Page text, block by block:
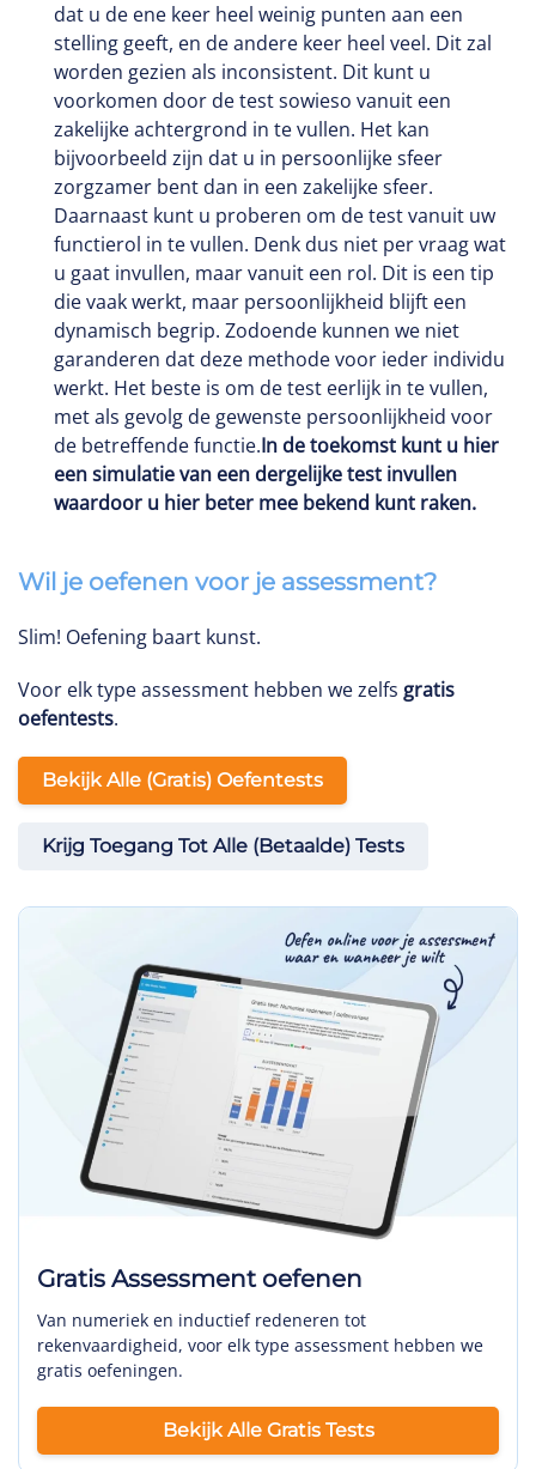
dat u de ene keer heel weinig punten aan een
stelling geeft, en de andere keer heel veel. Dit zal
worden gezien als inconsistent. Dit kunt u
voorkomen door de test sowieso vanuit een
zakelijke achtergrond in te vullen. Het kan
bijvoorbeeld zijn dat u in persoonlijke sfeer
zorgzamer bent dan in een zakelijke sfeer.
Daarnaast kunt u proberen om de test vanuit uw
functierol in te vullen. Denk dus niet per vraag wat
u gaat invullen, maar vanuit een rol. Dit is een tip
die vaak werkt, maar persoonlijkheid blijft een
dynamisch begrip. Zodoende kunnen we niet
garanderen dat deze methode voor ieder individu
werkt. Het beste is om de test eerlijk in te vullen,
met als gevolg de gewenste persoonlijkheid voor
de betreffende functie.In de toekomst kunt u hier
een simulatie van een dergelijke test invullen
waardoor u hier beter mee bekend kunt raken.
Wil je oefenen voor je assessment?
Slim! Oefening baart kunst.
Voor elk type assessment hebben we zelfs gratis
oefentests.
Bekijk Alle (gratis) Oefentests
Krijg Toegang Tot Alle (betaalde) Tests
Gratis Assessment oefenen
Van numeriek en inductief redeneren tot
rekenvaardigheid, voor elk type assessment hebben we
gratis oefeningen.
Bekijk Alle Gratis Tests